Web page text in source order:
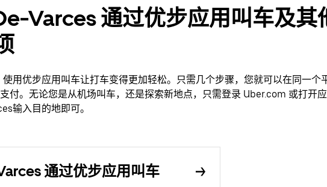
Varces 通过优步应用叫车及其
用优步应用叫车让打车变得更加轻松。只需几个步骤，您就可以在同一个
付。无论您是从机场叫车，还是探索新地点，只需登录 Uber.com 或打开应
输入目的地即可。
通过优步应用叫车